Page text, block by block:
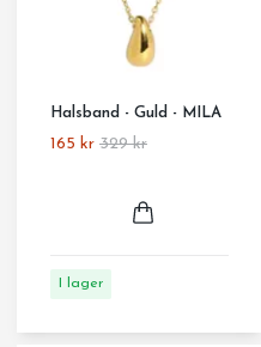
Halsband - Guld - MILA
165 kr 329 kr
I lager